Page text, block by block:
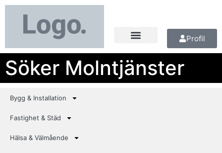
Profil
Söker Molntjänster
Bygg & Installation
Fastighet & Städ
Hälsa & Välmående